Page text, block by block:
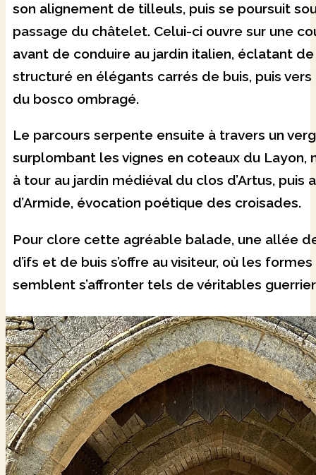
son alignement de tilleuls, puis se poursuit
passage du châtelet. Celui-ci ouvre sur une
avant de conduire au jardin italien, éclatant
structuré en élégants carrés de buis, puis
du bosco ombragé.
Le parcours serpente ensuite à travers un
surplombant les vignes en coteaux du Layon,
à tour au jardin médiéval du clos d’Artus, puis
d’Armide, évocation poétique des croisades.
Pour clore cette agréable balade, une allée
d’ifs et de buis s’offre au visiteur, où les
semblent s’affronter tels de véritables